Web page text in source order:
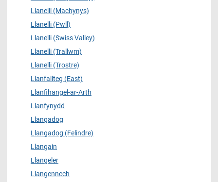
Llanelli (Machynys)
Llanelli (Pwll)
Llanelli (Swiss Valley)
Llanelli (Trallwm)
Llanelli (Trostre)
Llanfallteg (East)
Llanfihangel-ar-Arth
Llanfynydd
Llangadog
Llangadog (Felindre)
Llangain
Llangeler
Llangennech